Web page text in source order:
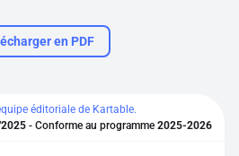
en PDF
éditoriale de Kartable.
- Conforme au programme 2025-2026